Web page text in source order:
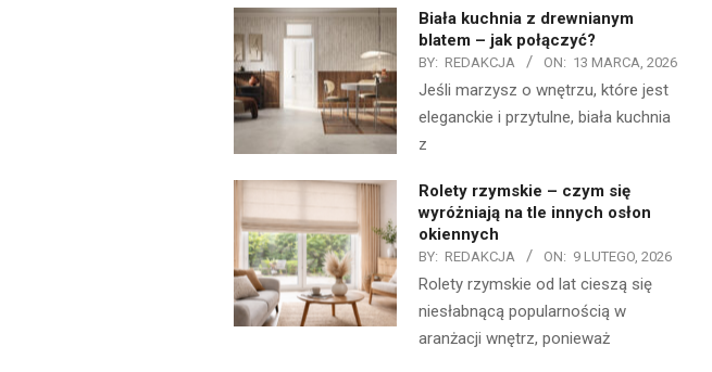
Biała kuchnia z drewnianym
blatem – jak połączyć?
BY: REDAKCJA ON: 13 MARCA, 2026
Jeśli marzysz o wnętrzu, które jest
eleganckie i przytulne, biała kuchnia
z
Rolety rzymskie – czym się
wyróżniają na tle innych osłon
okiennych
BY: REDAKCJA ON: 9 LUTEGO, 2026
Rolety rzymskie od lat cieszą się
niesłabnącą popularnością w
aranżacji wnętrz, ponieważ